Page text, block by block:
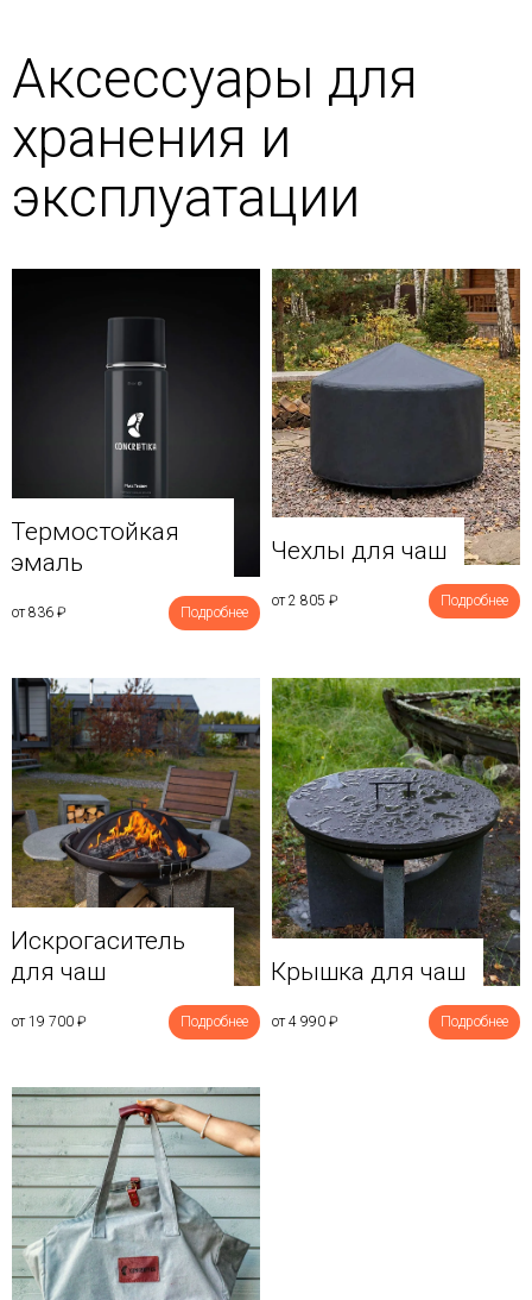
Аксессуары для
хранения и
эксплуатации
Термостойкая
эмаль
от 836 ₽ Подробнее
Чехлы для чаш
от 2 805 ₽ Подробнее
Искрогаситель
для чаш
от 19 700 ₽ Подробнее
Крышка для чаш
от 4 990 ₽ Подробнее